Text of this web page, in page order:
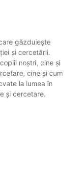
găzduiește
și cercetării.
noștri, cine și
cine și cum
la lumea în
și cercetare.